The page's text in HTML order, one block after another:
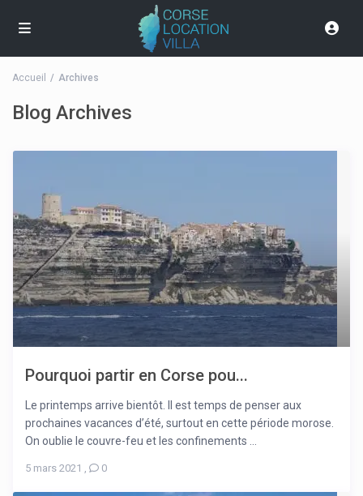
Accueil Archives
Blog Archives
Pourquoi partir en Corse pou...
Le printemps arrive bientôt. Il est temps de penser aux
prochaines vacances d’été, surtout en cette période morose.
On oublie le couvre-feu et les confinements ...
5 mars 2021 , 0